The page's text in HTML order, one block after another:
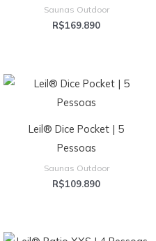
Saunas Outdoor
R$169.890
Leil® Dice Pocket | 5
Pessoas
Saunas Outdoor
R$109.890